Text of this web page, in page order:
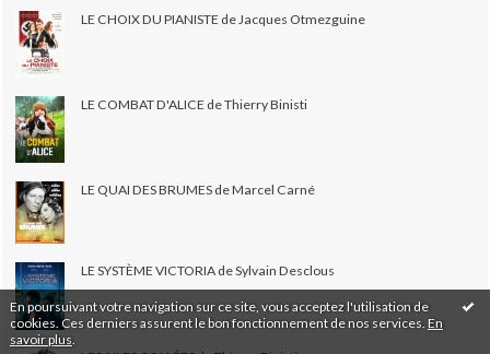
En poursuivant votre navigation sur ce site, vous acceptez l'utilisation de
cookies. Ces derniers assurent le bon fonctionnement de nos services. En
savoir plus
LE CHOIX DU PIANISTE de Jacques Otmezguine
LE COMBAT D'ALICE de Thierry Binisti
LE QUAI DES BRUMES de Marcel Carné
LE SYSTÈME VICTORIA de Sylvain Desclous